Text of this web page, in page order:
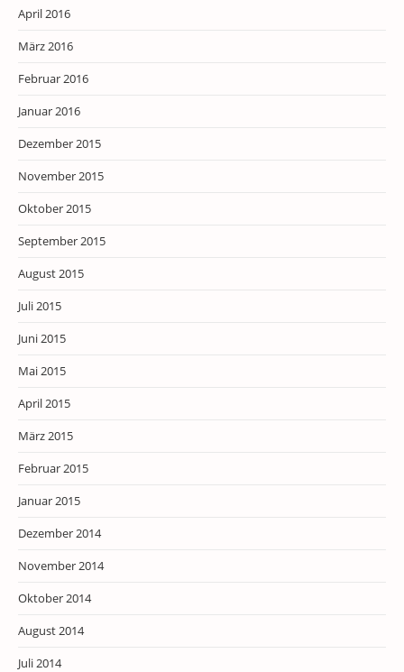
April 2016
März 2016
Februar 2016
Januar 2016
Dezember 2015
November 2015
Oktober 2015
September 2015
August 2015
Juli 2015
Juni 2015
Mai 2015
April 2015
März 2015
Februar 2015
Januar 2015
Dezember 2014
November 2014
Oktober 2014
August 2014
Juli 2014